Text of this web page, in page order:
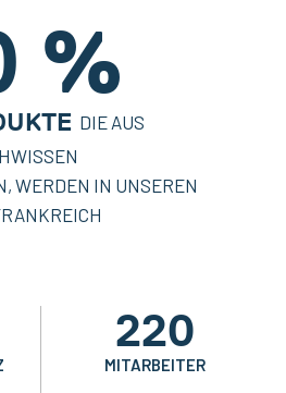
%
DIE AUS
WERDEN IN UNSEREN
220
MITARBEITER